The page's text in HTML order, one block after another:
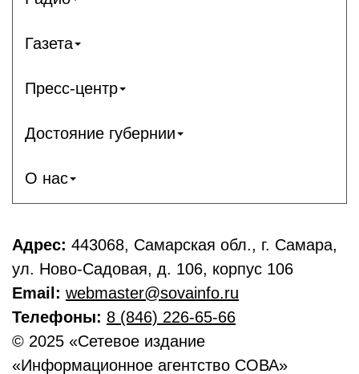
Газета
Пресс-центр
Достояние губернии
О нас
Адрес: 443068, Самарская обл., г. Самара,
ул. Ново-Садовая, д. 106, корпус 106
Email: webmaster@sovainfo.ru
Телефоны: 8 (846) 226-65-66
© 2025 «Сетевое издание
«Информационное агентство СОВА»